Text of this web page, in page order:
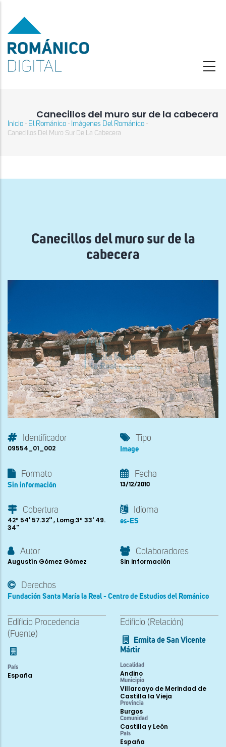
contenido
principal
Canecillos del muro sur de la cabecera
Sobrescribir
ayuda
Inicio - El Románico - Imágenes Del Románico -
Canecillos Del Muro Sur De La Cabecera
Canecillos del muro sur de la
cabecera
Identificador
09554_01_002
Tipo
Image
Formato
Sin información
Fecha
13/12/2010
Cobertura
42º 54' 57.32'' , Lomg:3º 33' 49.
34''
Idioma
es-ES
Autor
Augustín Gómez Gómez
Colaboradores
Sin información
Derechos
Fundación Santa María la Real - Centro de Estudios del Románico
Edificio Procedencia
(Fuente)
País
España
Edificio (Relación)
Ermita de San Vicente
Mártir
Localidad
Andino
Municipio
Villarcayo de Merindad de
Castilla la Vieja
Provincia
Burgos
Comunidad
Castilla y León
País
España